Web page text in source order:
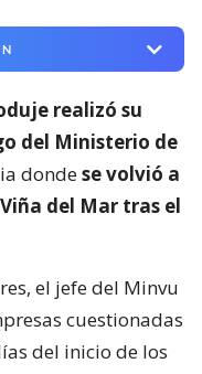
realizó su
del Ministerio de
dondese volvió a
del Mar tras el
el jefe del Minvu
cuestionadas
del inicio de los